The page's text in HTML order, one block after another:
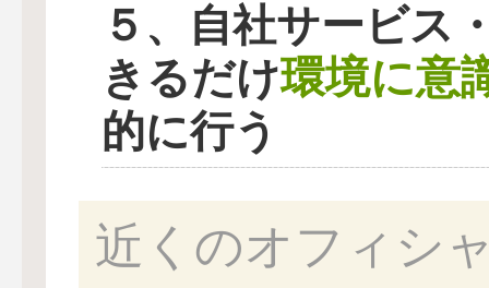
５、自社サービス
きるだけ環境に意
的に行う
近くのオフィシ